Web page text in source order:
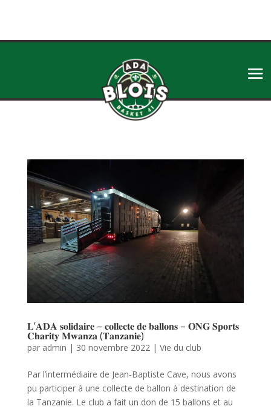
𝐋’𝐀𝐃𝐀 𝐬𝐨𝐥𝐢𝐝𝐚𝐢𝐫𝐞 – 𝐜𝐨𝐥𝐥𝐞𝐜𝐭𝐞 𝐝𝐞 𝐛𝐚𝐥𝐥𝐨𝐧𝐬 – 𝐎𝐍𝐆 𝐒𝐩𝐨𝐫𝐭𝐬
𝐂𝐡𝐚𝐫𝐢𝐭𝐲 𝐌𝐰𝐚𝐧𝐳𝐚 (𝐓𝐚𝐧𝐳𝐚𝐧𝐢𝐞)
par admin | 30 novembre 2022 | Vie du club
Par l’intermédiaire de Jean-Baptiste Cave, nous avons
pu participer à une collecte de ballon à destination de
la Tanzanie. Le club a fait un don de 15 ballons et au